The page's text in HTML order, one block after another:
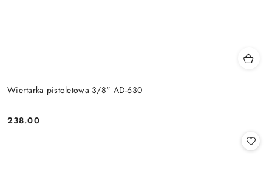
Wiertarka pistoletowa 3/8" AD-630
Cena:
238.00